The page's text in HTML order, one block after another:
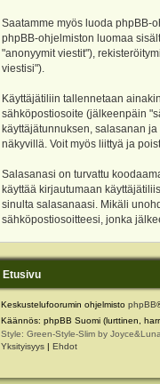
Saatamme myös luoda phpBB-
phpBB-ohjelmiston luomaa
"anonyymit viestit"),
viestisi").
Käyttäjätiliin tallennetaan
sähköpostiosoite (jälkeenpäin
käyttäjätunnuksen, salasanan
näkyvillä. Voit myös liittyä ja
Salasanasi on turvattu
käyttää kirjautumaan
sinulta salasanaasi. Mikäli
sähköpostiosoitteesi, jonka
Etusivu
Keskustelufoorumin ohjelmisto phpBB
Käännös: phpBB Suomi (lurttinen,
Style: Green-Style-Slim by Joyce&Luna
Yksityisyys | Ehdot